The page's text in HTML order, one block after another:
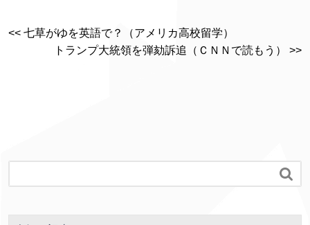
<< 七草がゆを英語で？（アメリカ高校留学）
トランプ大統領を弾劾訴追（ＣＮＮで読もう） >>
